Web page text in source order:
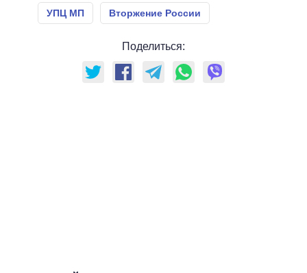
УПЦ МП Вторжение России
Поделиться: